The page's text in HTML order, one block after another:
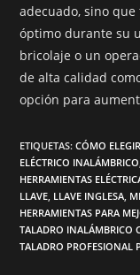
adecuado, sino
óptimo durante su
bricolaje o un
de alta calidad
opción para
ETIQUETAS:CÓMO
ELÉCTRICO INALÁMBRICO,
HERRAMIENTAS
LLAVE, LLAVE INGLESA,
HERRAMIENTAS PARA
TALADRO INALÁMBRICO
TALADRO PROFESIONAL